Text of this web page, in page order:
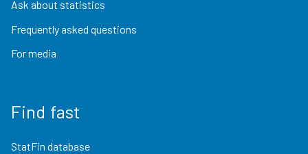
Ask about statistics
Frequently asked questions
For media
Find fast
StatFin database